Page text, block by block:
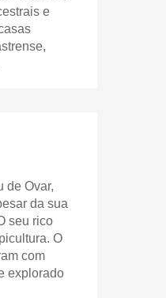
e
de Ovar,
da sua
seu rico
O
com
explorado